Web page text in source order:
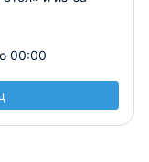
00:00